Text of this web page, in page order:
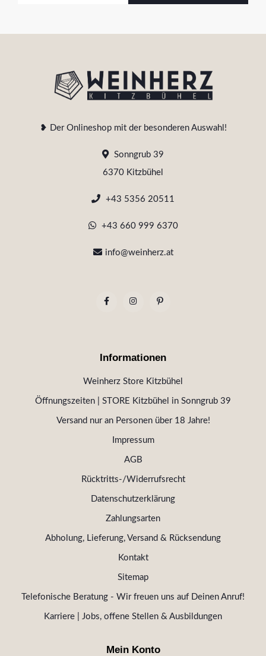
❥ Der Onlineshop mit der besonderen Auswahl!
Sonngrub 39
6370 Kitzbühel
+43 5356 20511
+43 660 999 6370
info@weinherz.at
Informationen
Weinherz Store Kitzbühel
Öffnungszeiten | STORE Kitzbühel in Sonngrub 39
Versand nur an Personen über 18 Jahre!
Impressum
AGB
Rücktritts-/Widerrufsrecht
Datenschutzerklärung
Zahlungsarten
Abholung, Lieferung, Versand & Rücksendung
Kontakt
Sitemap
Telefonische Beratung - Wir freuen uns auf Deinen Anruf!
Karriere | Jobs, offene Stellen & Ausbildungen
Mein Konto